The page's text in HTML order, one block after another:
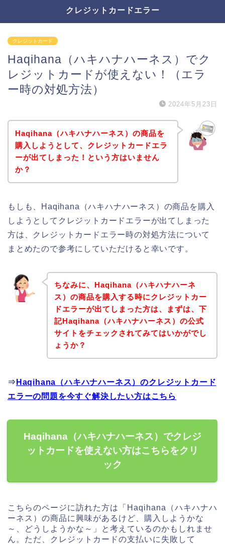
クレジットカードエラー
クレジットカード
Haqihana（ハキハナハーネス）でク
レジットカードが使えない！（エラ
ー時の対処方法）
2024年5月23日
Haqihana（ハキハナハーネス）の商品を
購入しようとして、クレジットカードエラ
ーが出てしまった！という方はいません
か？
もしも、Haqihana（ハキハナハーネス）の商品を購入
しようとしてクレジットカードエラーが出てしまった
方は、クレジットカードエラー時の対処方法について
まとめたので参考にしていただけると幸いです。
ちなみに、Haqihana（ハキハナハーネ
ス）の商品を購入する時にクレジットカー
ドエラーが出てしまった方は、まずは、下
記Haqihana（ハキハナハーネス）の公式
サイトをチェックされてみてはいかがでし
ょうか？
⇒ Haqihana（ハキハナハーネス）のクレジットカード
エラーの問題を今すぐ解決したい方はこちら
Haqihana（ハキハナハーネス）でクレジ
ットカードを使えない方はこちらをクリ
ック
こちらのページに訪れた方は「Haqihana（ハキハナハ
ーネス）の商品に興味があるけど、購入しようかな
～、どうしようかな～」と考えているのかもしれませ
ん。ただ、クレジットカードの支払いに失敗して